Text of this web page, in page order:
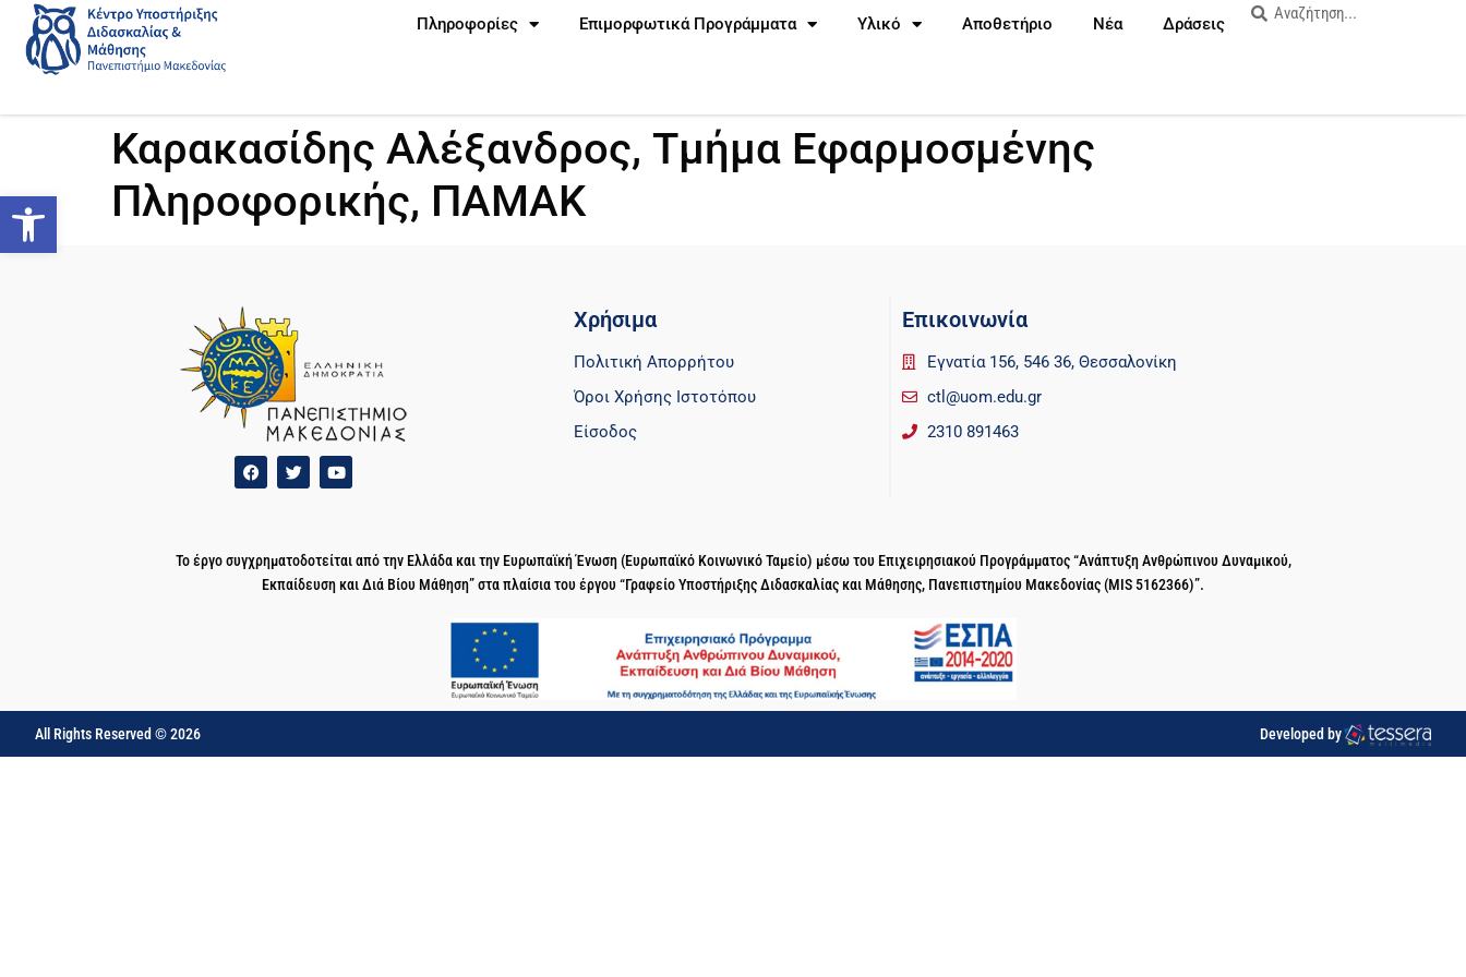
Ανοίξτε τη γραμμή εργαλείων
Πληροφορίες Επιμορφωτικά Προγράμματα Υλικό Αποθετήριο Νέα Δράσεις
Καρακασίδης Αλέξανδρος, Τμήμα Εφαρμοσμένης
Πληροφορικής, ΠΑΜΑΚ
Χρήσιμα
Πολιτική Απορρήτου
Όροι Χρήσης Ιστοτόπου
Είσοδος
Επικοινωνία
Εγνατία 156, 546 36, Θεσσαλονίκη
ctl@uom.edu.gr
2310 891463
Το έργο συγχρηματοδοτείται από την Ελλάδα και την Ευρωπαϊκή Ένωση (Ευρωπαϊκό Κοινωνικό Ταμείο) μέσω του Επιχειρησιακού Προγράμματος “Ανάπτυξη Ανθρώπινου Δυναμικού,
Εκπαίδευση και Διά Βίου Μάθηση” στα πλαίσια του έργου “Γραφείο Υποστήριξης Διδασκαλίας και Μάθησης, Πανεπιστημίου Μακεδονίας (MIS 5162366)”.
All Rights Reserved © 2026 Developed by